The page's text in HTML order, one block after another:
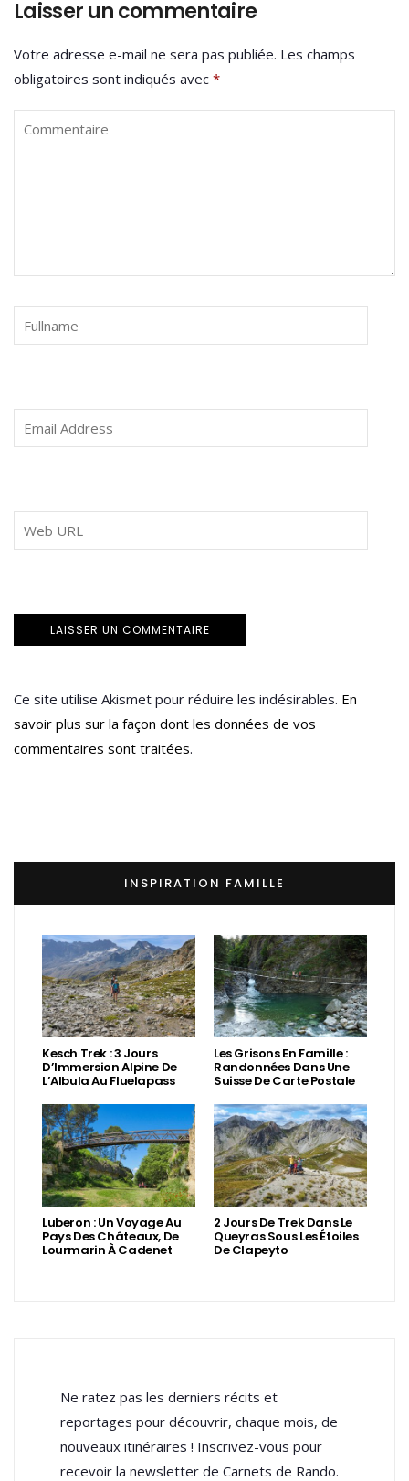
Laisser un commentaire
Votre adresse e-mail ne sera pas publiée. Les champs
obligatoires sont indiqués avec *
Ce site utilise Akismet pour réduire les indésirables. En
savoir plus sur la façon dont les données de vos
commentaires sont traitées.
INSPIRATION FAMILLE
Kesch Trek : 3 Jours
D’Immersion Alpine De
L’Albula Au Fluelapass
Les Grisons En Famille :
Randonnées Dans Une
Suisse De Carte Postale
Luberon : Un Voyage Au
Pays Des Châteaux, De
Lourmarin À Cadenet
2 Jours De Trek Dans Le
Queyras Sous Les Étoiles
De Clapeyto
Ne ratez pas les derniers récits et
reportages pour découvrir, chaque mois, de
nouveaux itinéraires ! Inscrivez-vous pour
recevoir la newsletter de Carnets de Rando.